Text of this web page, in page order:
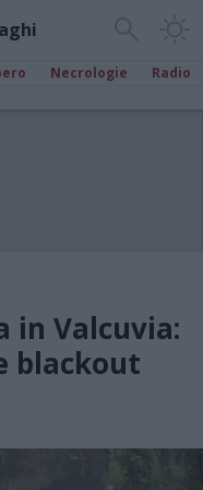
Necrologie Radio
in Valcuvia:
blackout